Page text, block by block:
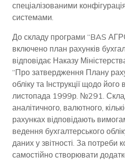
спеціалізованими
системами.
До складу програми “BAS
включено план рахунків
відповідає Наказу
“Про затвердження Плану
обліку та Інструкції щодо
листопада 1999р. №291. Склад
аналітичного, валютного,
рахунках відповідають
ведення бухгалтерського
даних у звітності. За потреби
самостійно створювати